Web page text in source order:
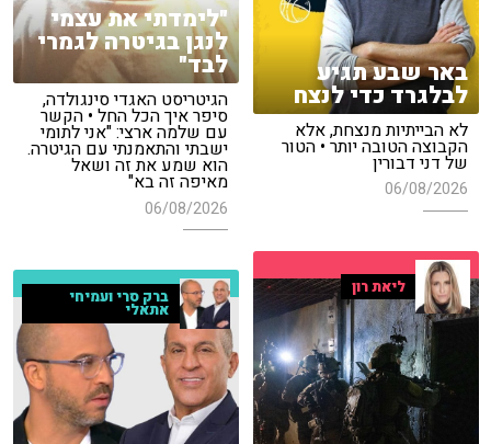
"לימדתי את עצמי
לנגן בגיטרה לגמרי
לבד"
הגיטריסט האגדי סינגולדה,
סיפר איך הכל החל • הקשר
עם שלמה ארצי: "אני לתומי
ישבתי והתאמנתי עם הגיטרה.
הוא שמע את זה ושאל
מאיפה זה בא"
06/08/2026
באר שבע תגיע
לבלגרד כדי לנצח
לא הבייתיות מנצחת, אלא
הקבוצה הטובה יותר • הטור
של דני דבורין
06/08/2026
ליאת רון ברק סרי ועמיחי
אתאלי